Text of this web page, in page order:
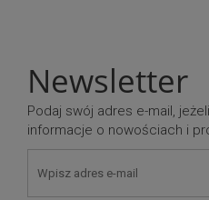
Newsletter
Podaj swój adres e-mail,
informacje o nowościach i